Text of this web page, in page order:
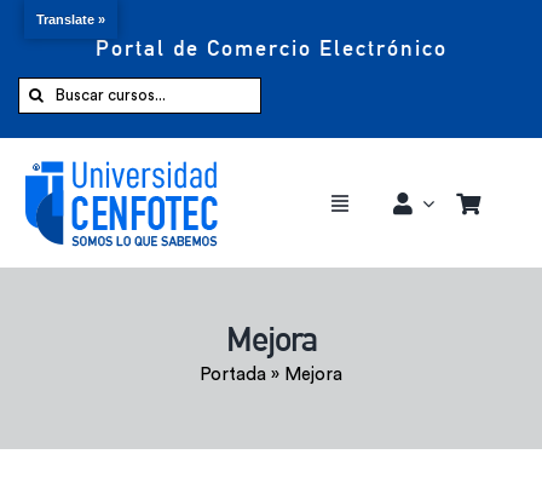
Portal de Comercio Electrónico
Buscar:
Toggle
Comprar ahora
Mejora
Portada » Mejora
Translate »